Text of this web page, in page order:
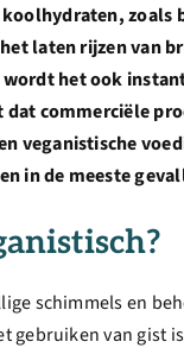
zoals
laten rijzen van
het ook
commerciële
veganistische
in de meeste
schimmels en
gebruiken van gist